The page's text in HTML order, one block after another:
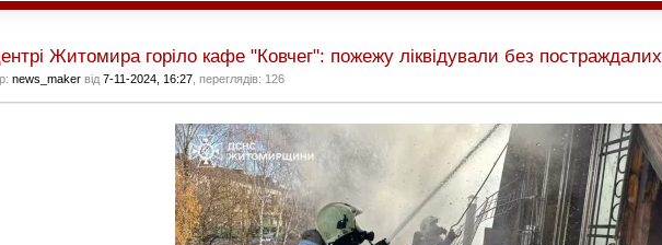
Житомира горіло кафе "Ковчег": пожежу ліквідували без постраждалих
news_maker від 7-11-2024, 16:27 , переглядів: 126